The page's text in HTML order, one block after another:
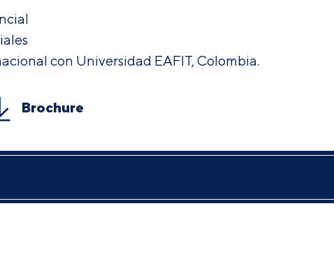
con Universidad EAFIT, Colombia.
Brochure